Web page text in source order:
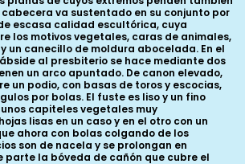
cabecera va sustentado en su conjunto por
escasa calidad escultórica, cuya
los motivos vegetales, caras de animales,
un canecillo de moldura abocelada. En el
al presbiterio se hace mediante dos
un arco apuntado. De canon elevado,
un podio, con basas de toros y escocias,
por bolas. El fuste es liso y un fino
capiteles vegetales muy
lisas en un caso y en el otro con un
ahora con bolas colgando de los
son de nacela y se prolongan en
parte la bóveda de cañón que cubre el